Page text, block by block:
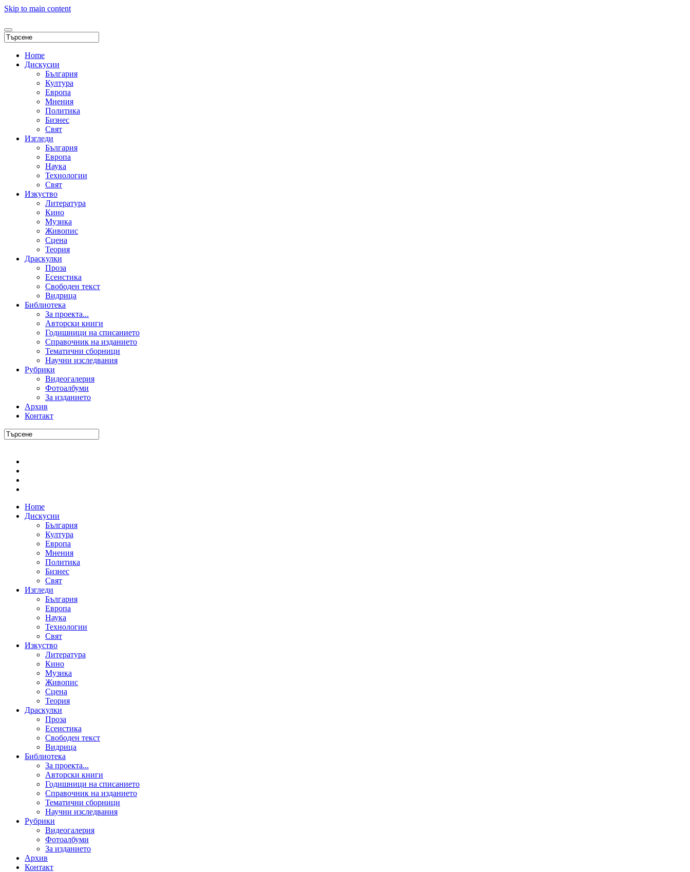
Skip to main content
Home
Дискусии
България
Култура
Европа
Мнения
Политика
Бизнес
Свят
Изгледи
България
Европа
Наука
Технологии
Свят
Изкуство
Литература
Кино
Музика
Живопис
Сцена
Теория
Драскулки
Проза
Есеистика
Свободен текст
Видрица
Библиотека
За проекта...
Авторски книги
Годишници на списанието
Справочник на изданието
Тематични сборници
Научни изследвания
Рубрики
Видеогалерия
Фотоалбуми
За изданието
Архив
Контакт
Home
Дискусии
България
Култура
Европа
Мнения
Политика
Бизнес
Свят
Изгледи
България
Европа
Наука
Технологии
Свят
Изкуство
Литература
Кино
Музика
Живопис
Сцена
Теория
Драскулки
Проза
Есеистика
Свободен текст
Видрица
Библиотека
За проекта...
Авторски книги
Годишници на списанието
Справочник на изданието
Тематични сборници
Научни изследвания
Рубрики
Видеогалерия
Фотоалбуми
За изданието
Архив
Контакт